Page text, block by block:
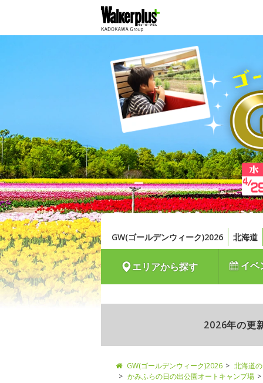
GW(ゴールデンウィーク)2026 北海道
エリアから探す イベ
2026年の更
GW(ゴールデンウィーク)2026
北海道
かみふらの日の出公園オートキャンプ場